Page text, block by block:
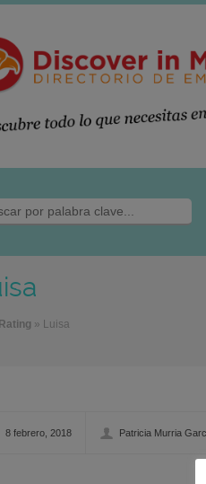
Rating » Luisa
8 febrero, 2018 Patricia Murria